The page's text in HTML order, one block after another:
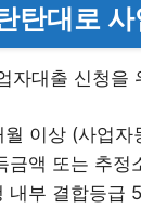
탄대로
자대출 신청을
이상 (사업자
금액 또는 추
내부 결합등급